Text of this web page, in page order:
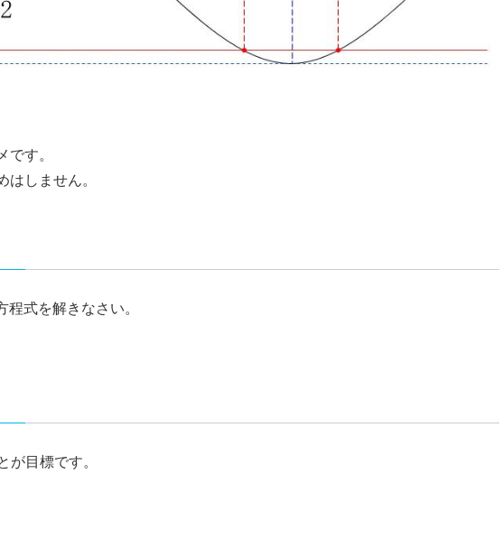
です。
はしません。
程式を解きなさい。
が目標です。